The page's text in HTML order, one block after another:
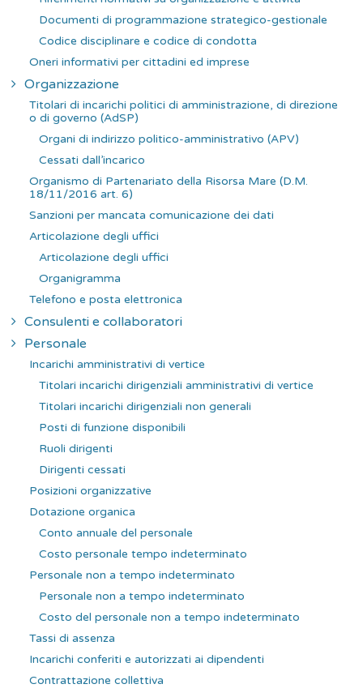
Documenti di programmazione strategico-gestionale
Codice disciplinare e codice di condotta
Oneri informativi per cittadini ed imprese
Organizzazione
Titolari di incarichi politici di amministrazione, di direzione
o di governo (AdSP)
Organi di indirizzo politico-amministrativo (APV)
Cessati dall’incarico
Organismo di Partenariato della Risorsa Mare (D.M.
18/11/2016 art. 6)
Sanzioni per mancata comunicazione dei dati
Articolazione degli uffici
Articolazione degli uffici
Organigramma
Telefono e posta elettronica
Consulenti e collaboratori
Personale
Incarichi amministrativi di vertice
Titolari incarichi dirigenziali amministrativi di vertice
Titolari incarichi dirigenziali non generali
Posti di funzione disponibili
Ruoli dirigenti
Dirigenti cessati
Posizioni organizzative
Dotazione organica
Conto annuale del personale
Costo personale tempo indeterminato
Personale non a tempo indeterminato
Personale non a tempo indeterminato
Costo del personale non a tempo indeterminato
Tassi di assenza
Incarichi conferiti e autorizzati ai dipendenti
Contrattazione collettiva